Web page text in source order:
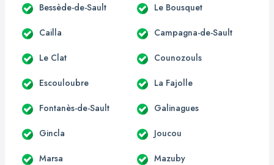
Bessède-de-Sault Le Bousquet
Cailla Campagna-de-Sault
Le Clat Counozouls
Escouloubre La Fajolle
Fontanès-de-Sault Galinagues
Gincla Joucou
Marsa Mazuby